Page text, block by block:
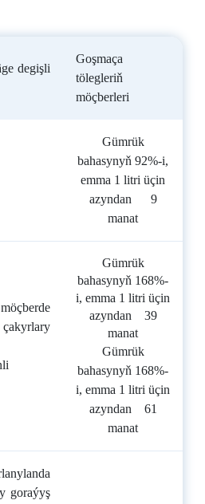
degişli
Goşmaça
tölegleriň
möçberleri
Gümrük
bahasynyň 92%-i,
emma 1 litri üçin
azyndan
9
manat
Gümrük
bahasynyň 168%-
i, emma 1 litri üçin
azyndan
39
manat
Gümrük
bahasynyň 168%-
i, emma 1 litri üçin
azyndan
61
manat
goraýyş